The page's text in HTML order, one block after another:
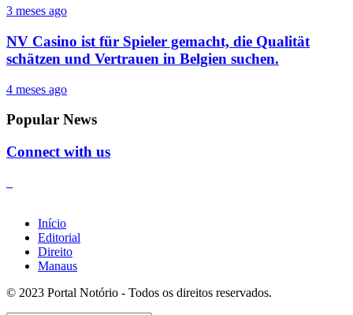
3 meses ago
NV Casino ist für Spieler gemacht, die Qualität
schätzen und Vertrauen in Belgien suchen.
4 meses ago
Popular News
Connect with us
Início
Editorial
Direito
Manaus
© 2023 Portal Notório - Todos os direitos reservados.